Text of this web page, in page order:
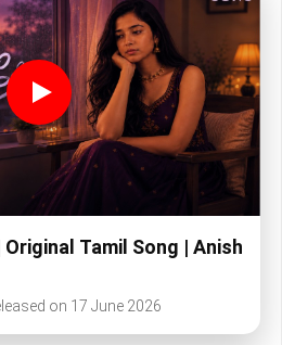
Tamil Song | Anish
on 17 June 2026